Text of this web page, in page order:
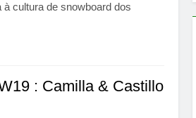
cultura de snowboard dos
: Camilla & Castillo